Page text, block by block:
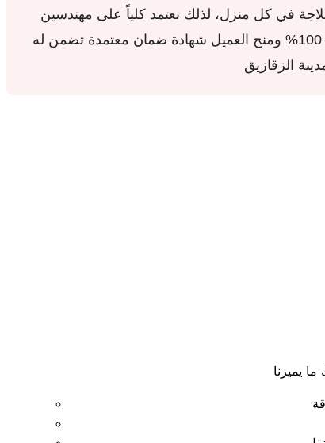
في كل منزل، لذلك نعتمد كلياً على مهندسين
خبراء وفنيين مدربين على التعامل مع تكنولوجيا شارب الحديثة ومحرك الإنفيرتر، مع الالتزام التام بتركيب قطع غيار أصلية 100% ومنح العميل شهادة ضمان معتمدة تضمن له